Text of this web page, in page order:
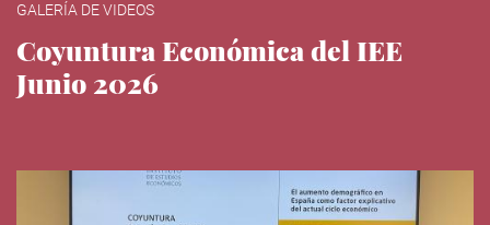
GALERÍA DE VIDEOS
Coyuntura Económica del IEE
Junio 2026